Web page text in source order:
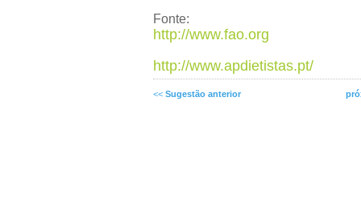
Fonte:
http://www.fao.org
http://www.apdietistas.pt/
<< Sugestão anterior